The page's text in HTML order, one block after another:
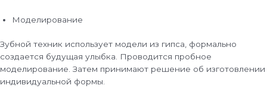
Моделирование
Зубной техник использует модели из гипса, формально
создается будущая улыбка. Проводится пробное
моделирование. Затем принимают решение об изготовлении
индивидуальной формы.